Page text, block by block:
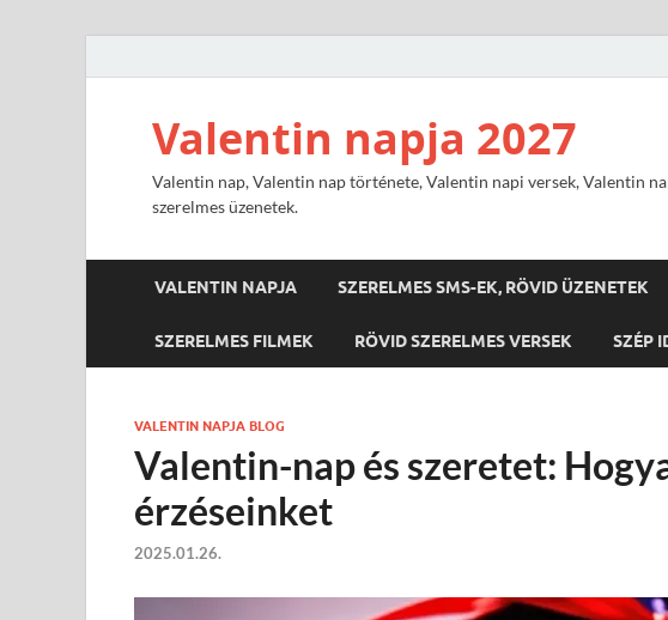
Valentin napja 2027
Valentin nap, Valentin nap története, Valentin napi versek, Valentin
szerelmes üzenetek.
VALENTIN NAPJA SZERELMES SMS-EK, RÖVID ÜZENETEK
SZERELMES FILMEK RÖVID SZERELMES VERSEK SZÉP
VALENTIN NAPJA BLOG
Valentin-nap és szeretet:
érzéseinket
2025.01.26.